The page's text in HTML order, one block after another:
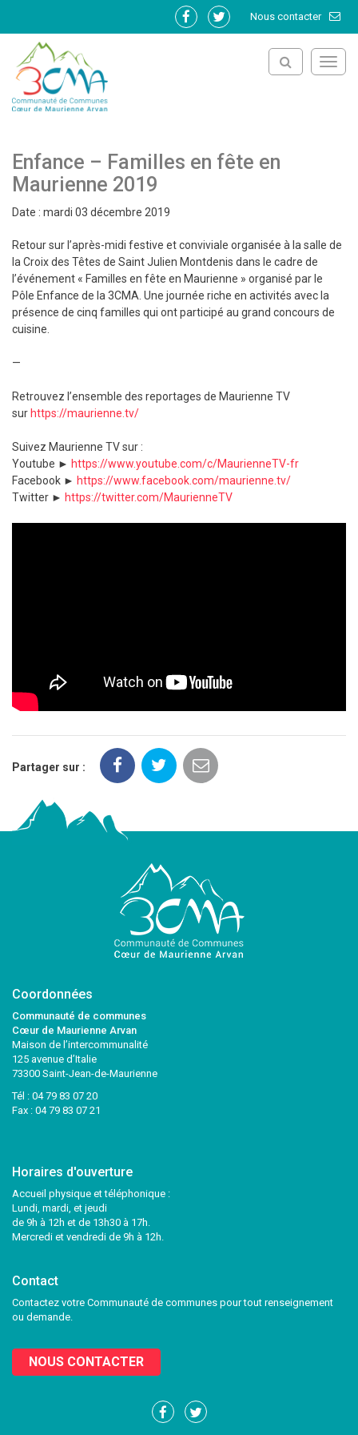
Nous contacter
Lien
Lien
Enfance – Familles en fête en
Maurienne 2019
Date : mardi 03 décembre 2019
Retour sur l’après-midi festive et conviviale organisée à la salle de
la Croix des Têtes de Saint Julien Montdenis dans le cadre de
l’événement « Familles en fête en Maurienne » organisé par le
Pôle Enfance de la 3CMA. Une journée riche en activités avec la
présence de cinq familles qui ont participé au grand concours de
cuisine.
—
Retrouvez l’ensemble des reportages de Maurienne TV
sur https://maurienne.tv/
Suivez Maurienne TV sur :
Youtube ► https://www.youtube.com/c/MaurienneTV-fr
Facebook ► https://www.facebook.com/maurienne.tv/
Twitter ► https://twitter.com/MaurienneTV
Partager sur :
Coordonnées
Communauté de communes
Cœur de Maurienne Arvan
Maison de l’intercommunalité
125 avenue d’Italie
73300 Saint-Jean-de-Maurienne
Tél : 04 79 83 07 20
Fax : 04 79 83 07 21
Horaires d'ouverture
Accueil physique et téléphonique :
Lundi, mardi, et jeudi
de 9h à 12h et de 13h30 à 17h.
Mercredi et vendredi de 9h à 12h.
Contact
Contactez votre Communauté de communes pour tout renseignement
ou demande.
NOUS CONTACTER
Lien
Lien